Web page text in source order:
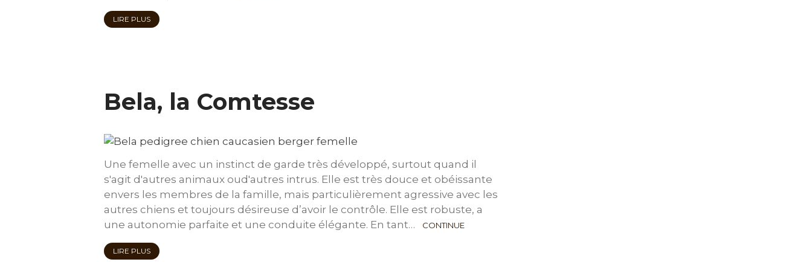
LIRE PLUS
Bela, la Comtesse
Une femelle avec un instinct de garde très développé, surtout quand il
s'agit d'autres animaux oud'autres intrus. Elle est très douce et obéissante
envers les membres de la famille, mais particulièrement agressive avec les
autres chiens et toujours désireuse d’avoir le contrôle. Elle est robuste, a
une autonomie parfaite et une conduite élégante. En tant…
CONTINUE
LIRE PLUS